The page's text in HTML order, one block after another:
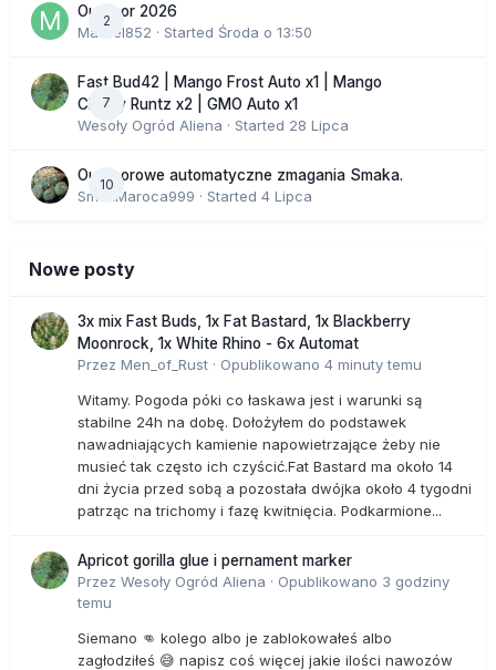
2
Outdoor 2026
Marcel852 · Started Środa o 13:50
7
Fast Bud42 | Mango Frost Auto x1 | Mango
Cherry Runtz x2 | GMO Auto x1
Wesoły Ogród Aliena · Started 28 Lipca
10
Outdoorowe automatyczne zmagania Smaka.
SmakMaroca999 · Started 4 Lipca
Nowe posty
3x mix Fast Buds, 1x Fat Bastard, 1x Blackberry
Moonrock, 1x White Rhino - 6x Automat
Przez Men_of_Rust · Opublikowano 4 minuty temu
Witamy. Pogoda póki co łaskawa jest i warunki są
stabilne 24h na dobę. Dołożyłem do podstawek
nawadniających kamienie napowietrzające żeby nie
musieć tak często ich czyścić.Fat Bastard ma około 14
dni życia przed sobą a pozostała dwójka około 4 tygodni
patrząc na trichomy i fazę kwitnięcia. Podkarmione...
Apricot gorilla glue i pernament marker
Przez Wesoły Ogród Aliena · Opublikowano 3 godziny
temu
Siemano 👊 kolego albo je zablokowałeś albo
zagłodziłeś 😅 napisz coś więcej jakie ilości nawozów